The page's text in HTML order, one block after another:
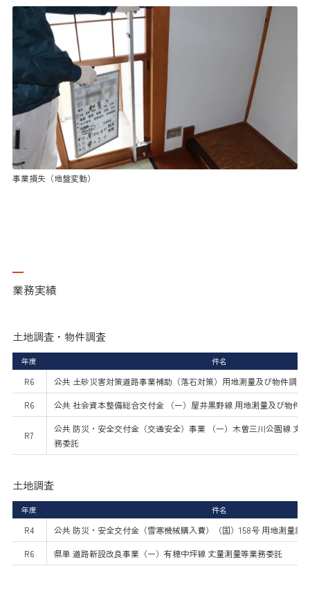
事業損失（地盤変動）
業務実績
土地調査・物件調査
年度 件名
R6
公共 土砂災害対策道路事業補助（落石対策）用地測量及び物件調査
R6
公共 社会資本整備総合交付金 （一）屋井黒野線 用地測量及び物件
R7
公共 防災・安全交付金（交通安全）事業 （一）木曽三川公園線 丈
務委託
土地調査
年度 件名
R4
公共 防災・安全交付金（雪寒機械購入費）（国）158号 用地測量調
R6
県単 道路新設改良事業（一）有穂中坪線 丈量測量等業務委託